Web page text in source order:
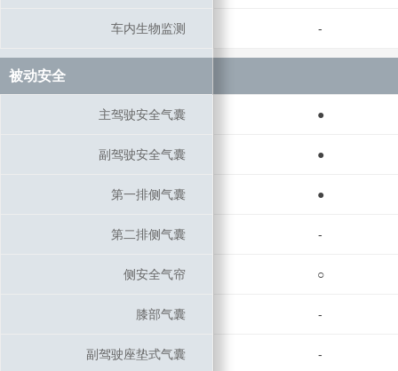
车内生物监测 -
被动安全
主驾驶安全气囊 ●
副驾驶安全气囊 ●
第一排侧气囊 ●
第二排侧气囊 -
侧安全气帘 ○
膝部气囊 -
副驾驶座垫式气囊 -
车内生物监测
被动安全
主驾驶安全气囊
副驾驶安全气囊
第一排侧气囊
第二排侧气囊
侧安全气帘
膝部气囊
副驾驶座垫式气囊